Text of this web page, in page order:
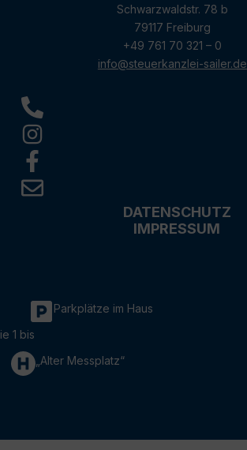
Schwarzwaldstr. 78 b
79117 Freiburg
+49 761 70 321 – 0
info@steuerkanzlei-sailer.de
DATENSCHUTZ
IMPRESSUM
Parkplätze im Haus
1 bis
„Alter Messplatz“